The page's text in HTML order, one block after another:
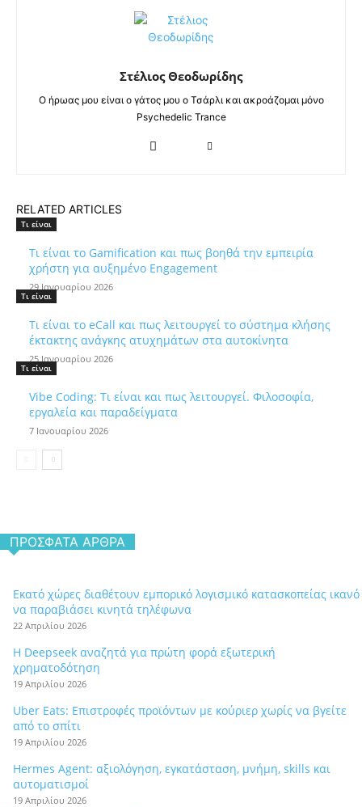
Στέλιος Θεοδωρίδης
Ο ήρωας μου είναι ο γάτος μου ο Τσάρλι και ακροάζομαι μόνο
Psychedelic Trance
RELATED ARTICLES
Τι είναι
Τι είναι το Gamification και πως βοηθά την εμπειρία
χρήστη για αυξημένο Engagement
29 Ιανουαρίου 2026
Τι είναι
Τι είναι το eCall και πως λειτουργεί το σύστημα κλήσης
έκτακτης ανάγκης ατυχημάτων στα αυτοκίνητα
25 Ιανουαρίου 2026
Τι είναι
Vibe Coding: Τι είναι και πως λειτουργεί. Φιλοσοφία,
εργαλεία και παραδείγματα
7 Ιανουαρίου 2026
ΠΡΌΣΦΑΤΑ ΆΡΘΡΑ
Εκατό χώρες διαθέτουν εμπορικό λογισμικό κατασκοπείας ικανό
να παραβιάσει κινητά τηλέφωνα
22 Απριλίου 2026
Η Deepseek αναζητά για πρώτη φορά εξωτερική
χρηματοδότηση
19 Απριλίου 2026
Uber Eats: Επιστροφές προϊόντων με κούριερ χωρίς να βγείτε
από το σπίτι
19 Απριλίου 2026
Hermes Agent: αξιολόγηση, εγκατάσταση, μνήμη, skills και
αυτοματισμοί
19 Απριλίου 2026